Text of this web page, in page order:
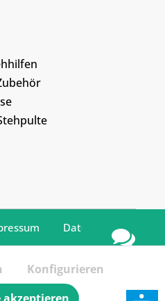
Produktanfrage
Datenschutz
Konfigurieren